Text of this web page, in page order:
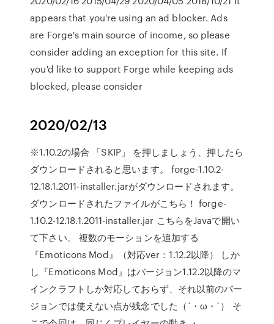
appears that you're using an ad blocker. Ads
are Forge's main source of income, so please
consider adding an exception for this site. If
you'd like to support Forge while keeping ads
blocked, please consider
2020/02/13
※1.10.2の場合 「SKIP」 を押しましょう、押したら
ダウンロードされると思います。 forge-1.10.2-
12.18.1.2011-installer.jarがダウンロードされます。
ダウンロードされたファイルがこちら！ forge-
1.10.2-12.18.1.2011-installer.jar こちらをJavaで開い
て下さい。 複数のモーションを追加する
『Emoticons Mod』（対応ver：1.12.2以降） しか
し『Emoticons Mod』はバージョン1.12.2以降のマ
インクラフトしか対応しておらず、それ以前のバー
ジョンでは使えない点が残念でした（´・ω・`） そ